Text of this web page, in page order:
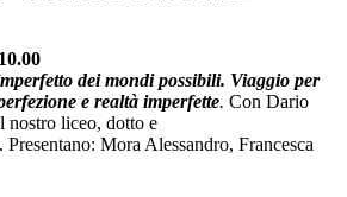
dei mondi possibili. Viaggio per
e realtà imperfette. Con Dario
nostro liceo, dotto e
Mora Alessandro, Francesca